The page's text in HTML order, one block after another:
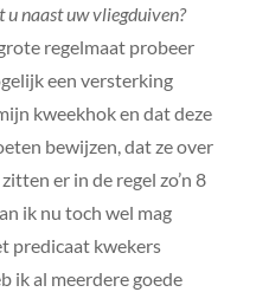
u naast uw vliegduiven?
regelmaat probeer
een versterking
kweekhok en dat deze
bewijzen, dat ze over
er in de regel zo’n 8
ik nu toch wel mag
predicaat kwekers
ik al meerdere goede